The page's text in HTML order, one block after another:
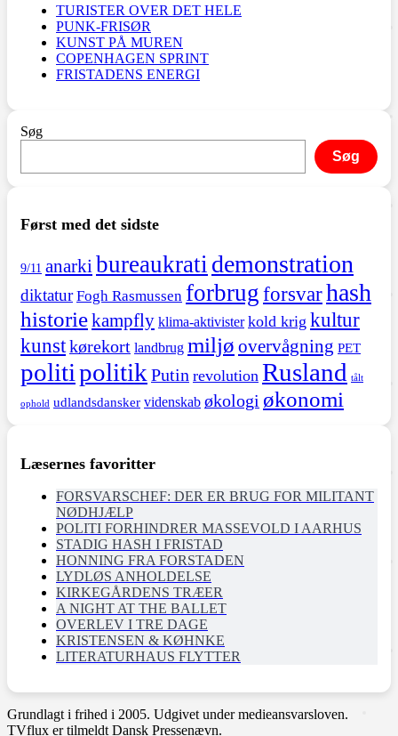
TURISTER OVER DET HELE
PUNK-FRISØR
KUNST PÅ MUREN
COPENHAGEN SPRINT
FRISTADENS ENERGI
Søg
Søg
Først med det sidste
9/11 anarki bureaukrati demonstration
diktatur Fogh Rasmussen forbrugforsvarhash
historiekampfly klima-aktivister kold krig kultur
kunstkørekort landbrug miljø overvågning PET
politipolitik Putin revolution Rusland tålt
ophold udlandsdansker videnskab økologi økonomi
Læsernes favoritter
FORSVARSCHEF: DER ER BRUG FOR MILITANT
NØDHJÆLP
POLITI FORHINDRER MASSEVOLD I AARHUS
STADIG HASH I FRISTAD
HONNING FRA FORSTADEN
LYDLØS ANHOLDELSE
KIRKEGÅRDENS TRÆER
A NIGHT AT THE BALLET
OVERLEV I TRE DAGE
KRISTENSEN & KØHNKE
LITERATURHAUS FLYTTER
Grundlagt i frihed i 2005. Udgivet under medieansvarsloven.
TVflux er tilmeldt Dansk Pressenævn.